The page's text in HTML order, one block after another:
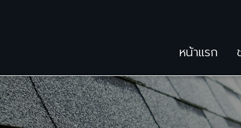
หน้าแรก